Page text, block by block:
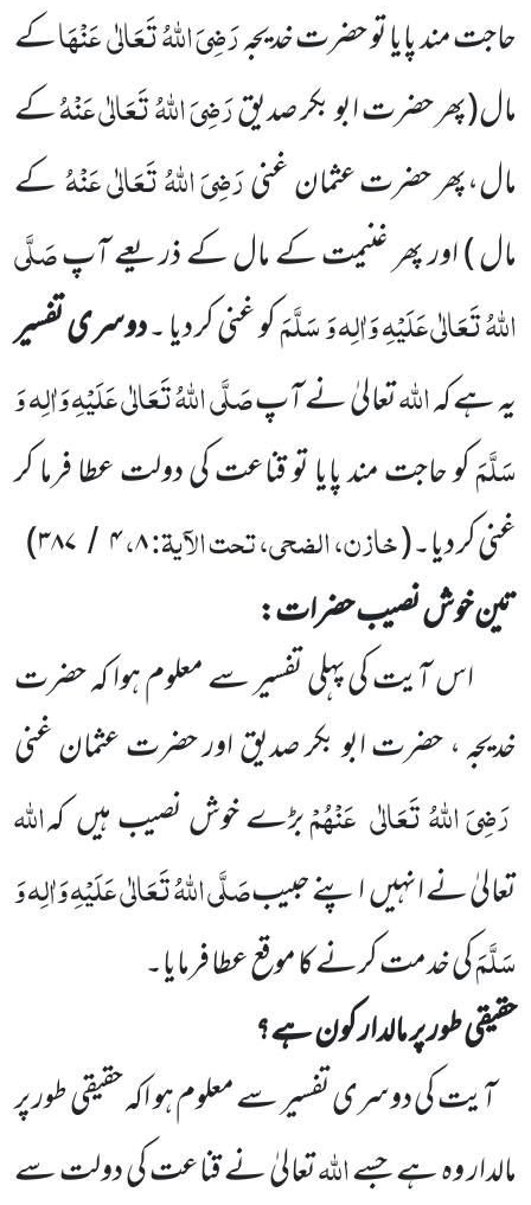
حاجت مند پایا تو حضرت خدیجہرَضِیَ اللّٰہُ تَعَالٰیعَنْہَاکے
مال(پھر حضرت ابوبکر صدیقرَضِیَ اللّٰہُ تَعَالٰی عَنْہُکے
مال،پھر حضرت عثمان غنیرَضِیَ اللّٰہُ تَعَالٰی عَنْہُکے
مال )اور پھر غنیمت کے مال کے ذریعے آپصَلَّی
اللّٰہُ تَعَالٰی عَلَیْہِ وَاٰلِہ وَ سَلَّمَکو غنی کر دیا ۔دوسری تفسیر
یہ ہے کہاللّٰہتعالیٰ نے آپصَلَّی اللّٰہُ تَعَالٰی عَلَیْہِ وَاٰلِہ وَ
سَلَّمَکو حاجت مند پایا تو قناعت کی دولت عطا فرما کر
غنی کر دیا۔(خازن، الضحی، تحت الآیۃ:۸،۴ / ۳۸۷)
تین خوش نصیب حضرات:
اس آیتکی پہلی تفسیر سے معلوم ہوا کہ حضرت
خدیجہ ، حضرت ابوبکر صدیق اور حضرت عثمان غنی
رَضِیَ اللّٰہُ تَعَالٰی عَنْہُمْبڑے خوش نصیب ہیںکہاللّٰہ
تعالیٰ نے انہیںاپنے حبیبصَلَّی اللّٰہُ تَعَالٰی عَلَیْہِ وَاٰلِہ وَ
سَلَّمَکی خدمت کرنے کا موقععطا فرمایا۔
حقیقی طور پر مالدار کون ہے؟
آیت کی دوسری تفسیرسے معلوم ہو اکہ حقیقی طور پر
مالدار وہ ہے جسےاللّٰہتعالیٰ نے قناعت کی دولت سے